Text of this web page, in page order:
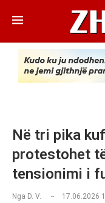
Në tri pika
protestohet
tensionimi i
Nga D. V. 17.06.2026